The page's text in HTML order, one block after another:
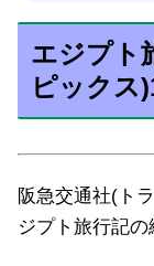
エジプト
ピックス
阪急交通社(ト
ジプト旅行記の